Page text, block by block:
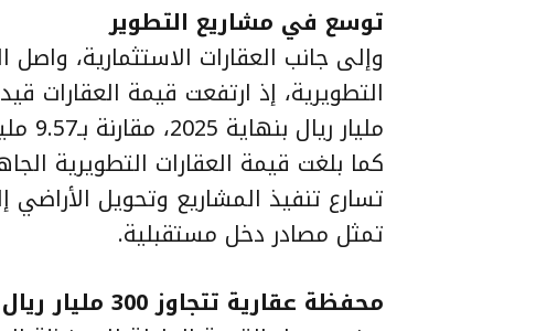
توسع في مشاريع التطوير
وإلى جانب العقارات الاستثمارية،
مليار ريال بنهاية 2025، مقارنة بـ9.57 مليار ريال في العام السابق.
تسارع تنفيذ المشاريع وتحويل
تمثل مصادر دخل مستقبلية.
محفظة عقارية تتجاوز 300 مليار ريال